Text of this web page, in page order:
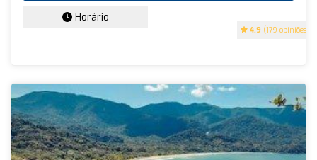
4.9 (179 opiniões)
Horário